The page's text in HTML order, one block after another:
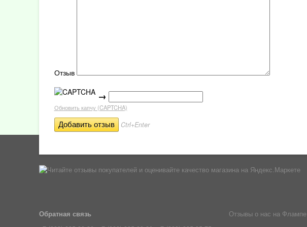
Отзыв
→
Обновить капчу (CAPTCHA)
Ctrl+Enter
Обратная связь
Отзывы о нас на Флампе